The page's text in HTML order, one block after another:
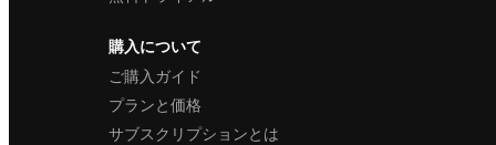
購入について
ご購入ガイド
プランと価格
サブスクリプションとは